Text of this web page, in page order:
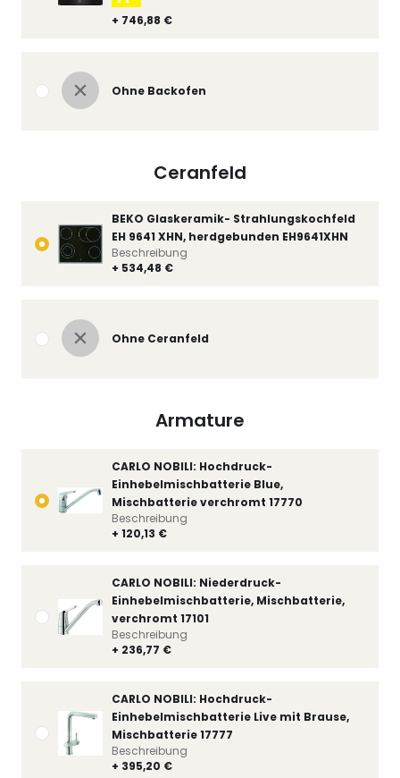
+ 746,88 €
Ohne Backofen
Ceranfeld
BEKO Glaskeramik- Strahlungskochfeld
EH 9641 XHN, herdgebunden EH9641XHN
+ 534,48 €
Beschreibung
Ohne Ceranfeld
Armature
CARLO NOBILI: Hochdruck-
Einhebelmischbatterie Blue,
Mischbatterie verchromt 17770
+ 120,13 €
Beschreibung
CARLO NOBILI: Niederdruck-
Einhebelmischbatterie, Mischbatterie,
verchromt 17101
+ 236,77 €
Beschreibung
CARLO NOBILI: Hochdruck-
Einhebelmischbatterie Live mit Brause,
Mischbatterie 17777
+ 395,20 €
Beschreibung